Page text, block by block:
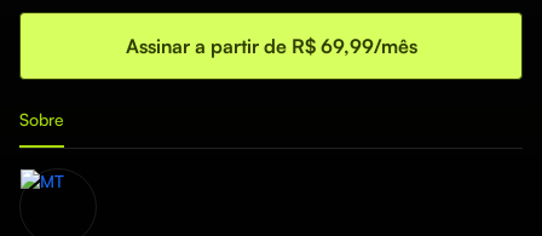
Assinar a partir de R$ 69,99/mês
Sobre